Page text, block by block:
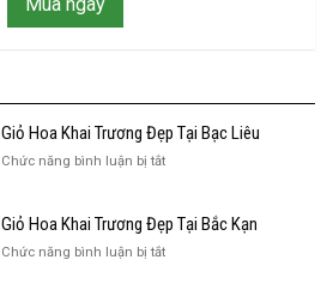
Giỏ Hoa Khai Trương Đẹp Tại Bạc Liêu
Chức năng bình luận bị tắtở
Khai
Đẹp
Giỏ Hoa Khai Trương Đẹp Tại Bắc Kạn
Chức năng bình luận bị tắtở